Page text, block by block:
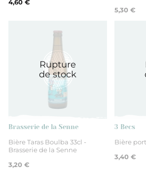
4,60 €
5,30 €
Rupture
de stock
Brasserie de la Senne
Bière Taras Boulba 33cl -
Brasserie de la Senne
3,20 €
3 Becs
Bière
3,40 €